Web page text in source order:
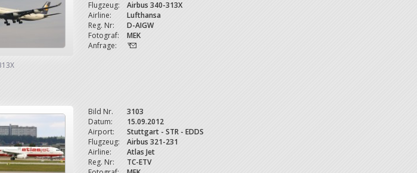
Flugzeug:
Airbus 340-313X
Airline:
Lufthansa
Reg. Nr:
D-AIGW
Fotograf:
MEK
Anfrage:
Bild Nr.
3103
Datum:
15.09.2012
Airport:
Stuttgart - STR - EDDS
Flugzeug:
Airbus 321-231
Airline:
Atlas Jet
Reg. Nr:
TC-ETV